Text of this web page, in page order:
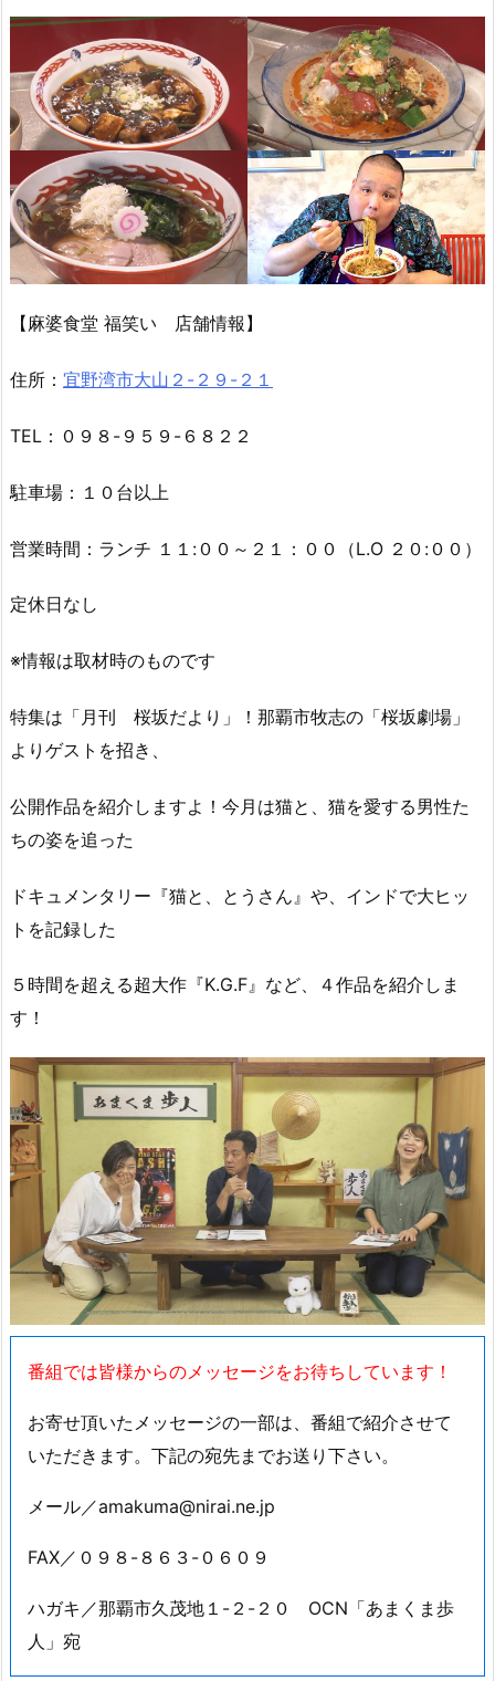
【麻婆食堂 福笑い 店舗情報】
住所： 宜野湾市大山２-２９-２１
TEL：０９８-９５９-６８２２
駐車場：１０台以上
営業時間：ランチ １１:００～２１：００（L.O ２０:００）
定休日なし
※情報は取材時のものです
特集は「月刊 桜坂だより」！那覇市牧志の「桜坂劇場」
よりゲストを招き、
公開作品を紹介しますよ！今月は猫と、猫を愛する男性た
ちの姿を追った
ドキュメンタリー『猫と、とうさん』や、インドで大ヒッ
トを記録した
５時間を超える超大作『K.G.F』など、４作品を紹介しま
す！
番組では皆様からのメッセージをお待ちしています！
お寄せ頂いたメッセージの一部は、番組で紹介させて
いただきます。下記の宛先までお送り下さい。
メール／amakuma@nirai.ne.jp
FAX／０９８-８６３-０６０９
ハガキ／那覇市久茂地１-２-２０ OCN「あまくま歩
人」宛